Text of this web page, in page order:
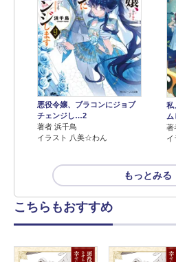
悪役令嬢、ブラコンにジョブ
チェンジし…2
著者 浜千鳥
イラスト 八美☆わん
私
著
もっとみる
こちらもおすすめ